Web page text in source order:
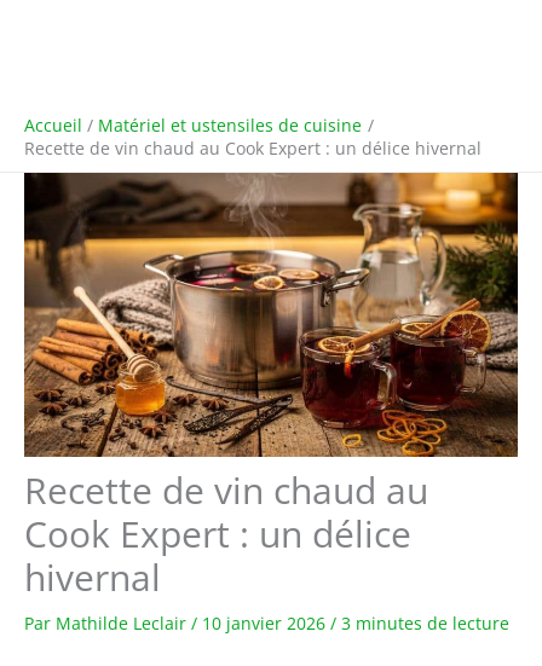
Accueil
Matériel et ustensiles de cuisine
Recette de vin chaud au Cook Expert : un délice hivernal
Recette de vin chaud au
Cook Expert : un délice
hivernal
Par Mathilde Leclair / 10 janvier 2026 / 3 minutes de lecture